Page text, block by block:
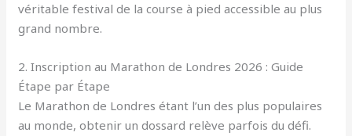
véritable festival de la course à pied accessible au plus
grand nombre.
2. Inscription au Marathon de Londres 2026 : Guide
Étape par Étape
Le Marathon de Londres étant l’un des plus populaires
au monde, obtenir un dossard relève parfois du défi.